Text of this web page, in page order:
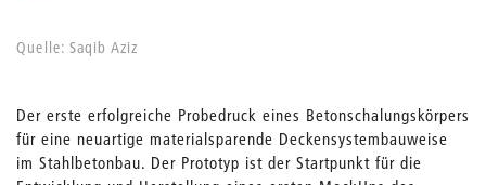
Quelle: Saqib Aziz
Der erste erfolgreiche Probedruck eines Betonschalungskörpers
für eine neuartige materialsparende Deckensystembauweise
im Stahlbetonbau. Der Prototyp ist der Startpunkt für die